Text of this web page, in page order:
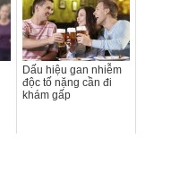
Dấu hiệu gan nhiễm
độc tố nặng cần đi
khám gấp